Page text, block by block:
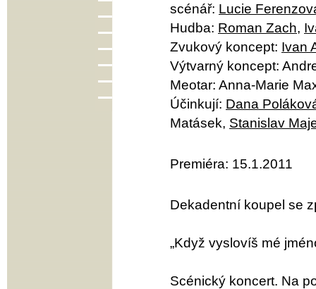
scénář: Lucie
Hudba: Roman Zach,
Zvukový koncept: Ivan
Výtvarný koncept:
Meotar: Anna-Marie
Účinkují: Dana
Matásek, Stanislav
Premiéra: 15.1.2011
Dekadentní koupel se
„Když vyslovíš mé
Scénický koncert. Na